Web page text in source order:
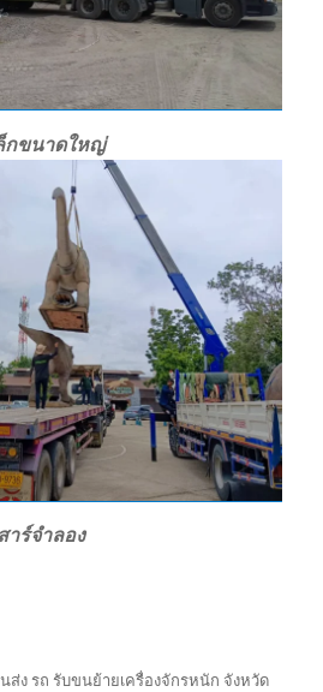
กขนาดใหญ่
าร์จำลอง
ส่ง รถ รับขนย้ายเครื่องจักรหนัก จังหวัด